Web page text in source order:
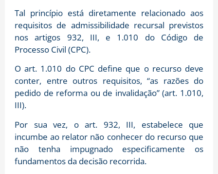
Tal princípio está diretamente relacionado aos
requisitos de admissibilidade recursal previstos
nos artigos 932, III, e 1.010 do Código de
Processo Civil (CPC).
O art. 1.010 do CPC define que o recurso deve
conter, entre outros requisitos, “as razões do
pedido de reforma ou de invalidação” (art. 1.010,
III).
Por sua vez, o art. 932, III, estabelece que
incumbe ao relator não conhecer do recurso que
não tenha impugnado especificamente os
fundamentos da decisão recorrida.